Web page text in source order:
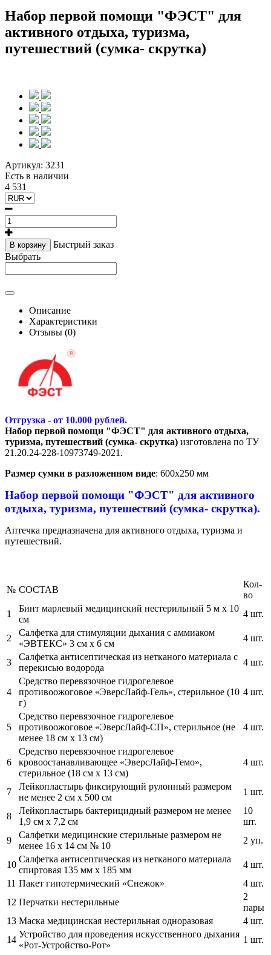
Набор первой помощи "ФЭСТ" для
активного отдыха, туризма,
путешествий (сумка- скрутка)
Артикул: 3231
Есть в наличии
4 531
В корзину
Быстрый заказ
Выбрать
Описание
Характеристики
Отзывы (0)
Отгрузка - от 10.000 рублей.
Набор первой помощи "ФЭСТ" для активного отдыха,
туризма, путешествий (сумка- скрутка) изготовлена по ТУ
21.20.24-228-10973749-2021.
Размер сумки в разложенном виде: 600x250 мм
Набор первой помощи "ФЭСТ" для активного
отдыха, туризма, путешествий (сумка- скрутка).
Аптечка предназначена для активного отдыха, туризма и
путешествий.
№ СОСТАВ
Кол-
во
1
Бинт марлевый медицинский нестерильный 5 м х 10
см
4 шт.
2
Салфетка для стимуляции дыхания с аммиаком
«ЭВТЕКС» 3 см х 6 см
4 шт.
3
Салфетка антисептическая из нетканого материала с
перекисью водорода
4 шт.
4
Средство перевязочное гидрогелевое
противоожоговое «ЭверсЛайф-Гель», стерильное (10
г)
4 шт.
5
Средство перевязочное гидрогелевое
противоожоговое «ЭверсЛайф-СП», стерильное (не
менее 18 см х 13 см)
4 шт.
6
Средство перевязочное гидрогелевое
кровоостанавливающее «ЭверсЛайф-Гемо»,
стерильное (18 см х 13 см)
4 шт.
7
Лейкопластырь фиксирующий рулонный размером
не менее 2 см х 500 см
1 шт.
8
Лейкопластырь бактерицидный размером не менее
1,9 см х 7,2 см
10
шт.
9
Салфетки медицинские стерильные размером не
менее 16 х 14 см № 10
2 уп.
10
Салфетка антисептическая из нетканого материала
спиртовая 135 мм х 185 мм
4 шт.
11 Пакет гипотермический «Снежок»
4 шт.
12 Перчатки нестерильные
2
пары
13 Маска медицинская нестерильная одноразовая
4 шт.
14
Устройство для проведения искусственного дыхания
«Рот-Устройство-Рот»
1 шт.